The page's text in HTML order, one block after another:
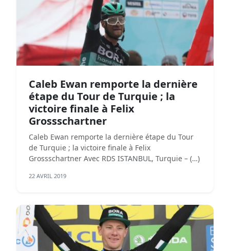
Caleb Ewan remporte la dernière
étape du Tour de Turquie ; la
victoire finale à Felix
Grossschartner
Caleb Ewan remporte la dernière étape du Tour
de Turquie ; la victoire finale à Felix
Grossschartner Avec RDS ISTANBUL, Turquie – (…)
22 AVRIL 2019